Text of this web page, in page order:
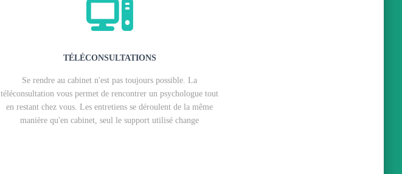
TÉLÉCONSULTATIONS
Se rendre au cabinet n'est pas toujours possible. La
téléconsultation vous permet de rencontrer un psychologue tout
en restant chez vous. Les entretiens se déroulent de la même
manière qu'en cabinet, seul le support utilisé change